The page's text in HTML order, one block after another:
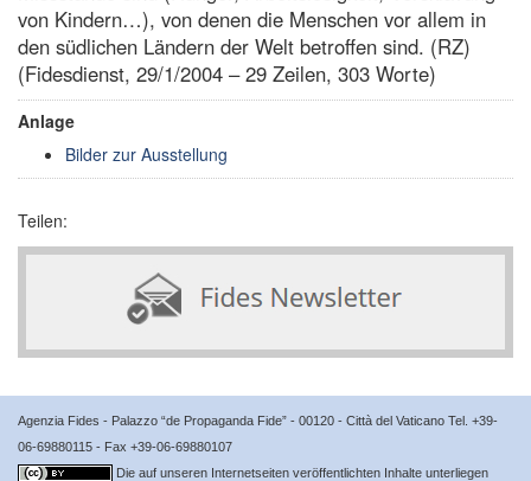
von Kindern…), von denen die Menschen vor allem in
den südlichen Ländern der Welt betroffen sind. (RZ)
(Fidesdienst, 29/1/2004 – 29 Zeilen, 303 Worte)
Anlage
Bilder zur Ausstellung
Teilen:
Agenzia Fides - Palazzo “de Propaganda Fide” - 00120 - Città del Vaticano Tel. +39-
06-69880115 - Fax +39-06-69880107
Die auf unseren Internetseiten veröffentlichten Inhalte unterliegen